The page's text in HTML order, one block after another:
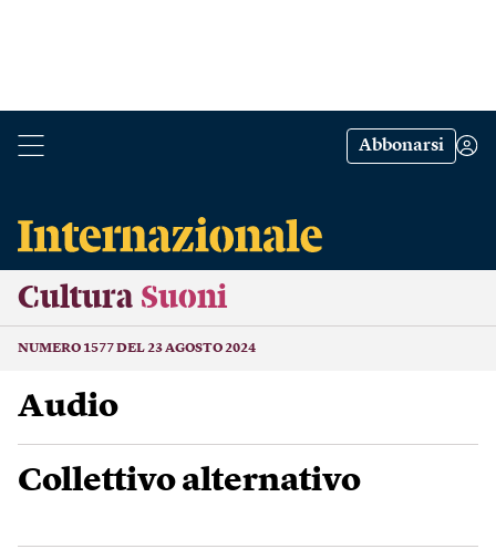
Abbonarsi
Cultura Suoni
NUMERO 1577 DEL 23 AGOSTO 2024
Audio
Collettivo alternativo